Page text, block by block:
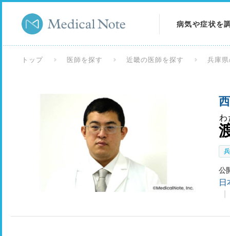
病気や症状を
検査を調べる
トップ 医師を探す 近畿の医師を探す 兵庫
わ
公
日